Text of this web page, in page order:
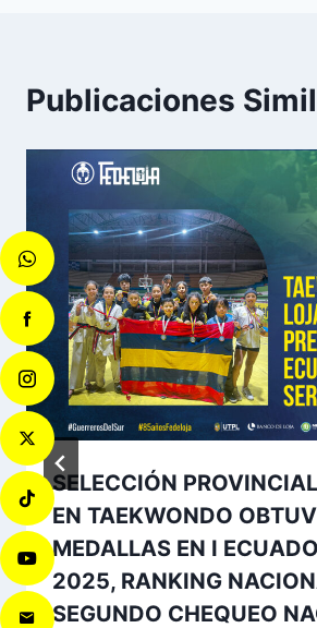
Publicaciones
SELECCIÓN
EN TAEKWONDO
MEDALLAS EN I
2025, RANKING
SEGUNDO CHEQUEO